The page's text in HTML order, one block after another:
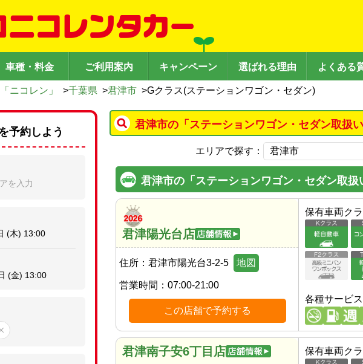
車種・料金 ご利用案内 キャンペーン 選ばれる理由 よくある
ニコレン」 >千葉県 >君津市 >Gクラス(ステーションワゴン・セダン)
君津市の「ステーションワゴン・セダン取扱
エリアで探す：
君津市の「ステーションワゴン・セダン取
君津陽光台店
住所： 君津市陽光台3-2-5 地図
営業時間： 07:00-21:00
この店舗で予約する
保有車両ク
各種サービス
君津南子安6丁目店 保有車両ク
予約しよう
を入力
(木) 13:00
(金) 13:00